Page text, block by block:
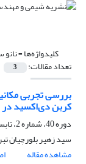
کلیدواژه‌ها =
تعداد مقالات: 3
بررسی تجربی
کربن دی‌اکسید در
دوره 40، شماره 2، تابستان 1400، صفحه
سید زهیر بلورچیان
مشاهده مقاله